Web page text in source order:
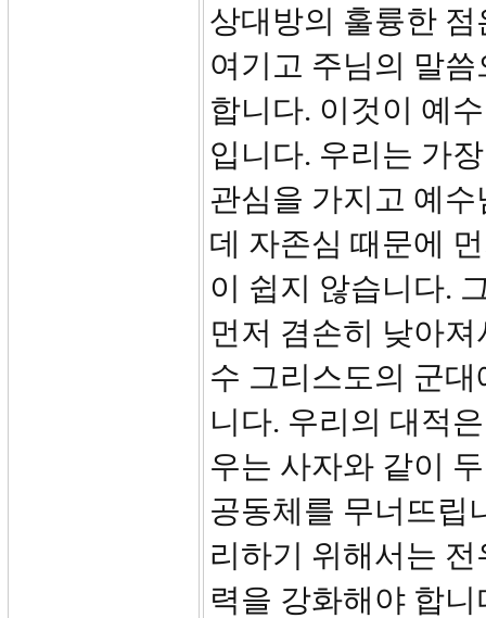
상대방의 훌륭한
여기고 주님의 말
합니다. 이것이 예
입니다. 우리는 가
관심을 가지고 예
데 자존심 때문에
이 쉽지 않습니다.
먼저 겸손히 낮아
수 그리스도의 군
니다. 우리의 대적
우는 사자와 같이
공동체를 무너뜨립
리하기 위해서는
력을 강화해야 합